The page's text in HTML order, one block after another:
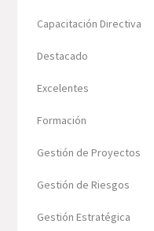
Capacitación Directiva
Destacado
Excelentes
Formación
Gestión de Proyectos
Gestión de Riesgos
Gestión Estratégica